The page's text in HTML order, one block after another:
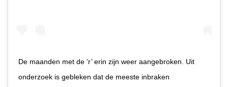
De maanden met de ‘r’ erin zijn weer aangebroken. Uit
onderzoek is gebleken dat de meeste inbraken